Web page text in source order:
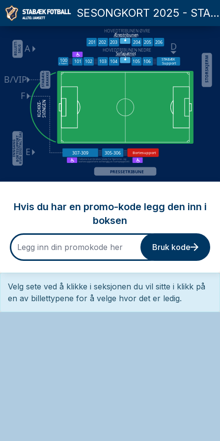
SESONGKORT 2025 - STABÆK FOTBALL HERRER
HOVEDTRIBUNEN ØVRE
HOVEDTRIBUNEN NEDRE
PRESSETRIBUNE
Feltene kan brukes både for hjemme- og
bortesupportere avhengig av kampoppsett
INNGANGBORTESUPPORTKUN DIGITALT SALG
A
F
E
Ærestribunen
Sofapatriot
STORSKJERM
D
BILLETT-SALG
B/VIP STABÆK-BRAKKE
100
Jr. Support
307-309 305-306 Bortesupport
101 102 103 104 105 106 STABÆK
Support
201 202 203 204
KLOKKE-SVINGEN
205 206
Hvis du har en promo-kode legg den inn i
boksen
Bruk kode
Velg sete ved å klikke i seksjonen du vil sitte i klikk på
en av billettypene for å velge hvor det er ledig.